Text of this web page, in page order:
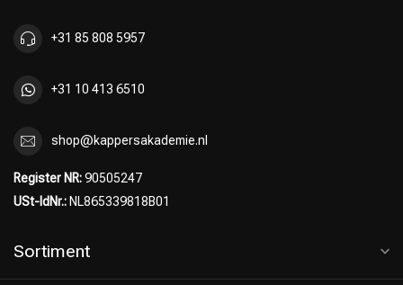
+31 85 808 5957
+31 10 413 6510
shop@kappersakademie.nl
Register NR:90505247
USt-IdNr.: NL865339818B01
Sortiment